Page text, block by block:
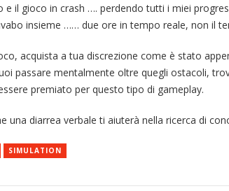
il gioco in crash …. perdendo tutti i miei
insieme …… due ore in tempo reale, non il
acquista a tua discrezione come è stato
passare mentalmente oltre quegli ostacoli,
premiato per questo tipo di gameplay.
una diarrea verbale ti aiuterà nella ricerca di
SIMULATION